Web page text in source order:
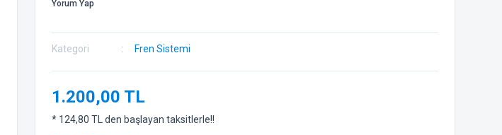
Yorum Yap
Kategori Fren Sistemi
1.200,00 TL
* 124,80 TL den başlayan taksitlerle!!